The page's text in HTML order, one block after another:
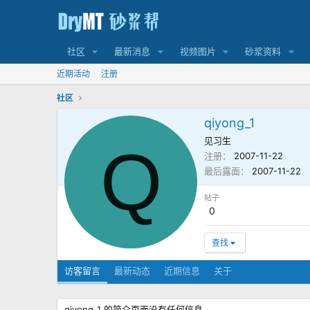
社区 最新消息 视频图片 砂浆资料
近期活动 注册
社区
Q
qiyong_1
见习生
注册
2007-11-22
最后露面
2007-11-22
帖子
0
查找
访客留言 最新动态 近期信息 关于